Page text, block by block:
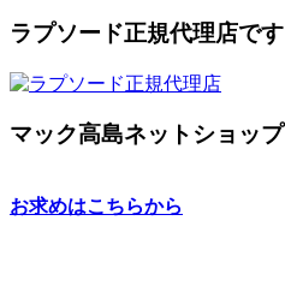
ラプソード正規代理店です
マック高島ネットショップ
お求めはこちらから